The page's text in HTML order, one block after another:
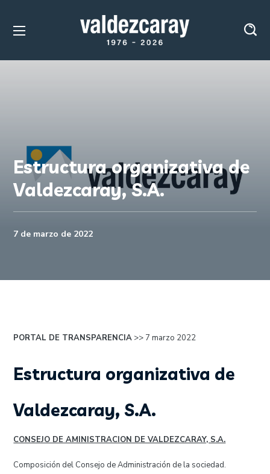
Estructura organizativa de
Valdezcaray, S.A.
7 de marzo de 2022
PORTAL DE TRANSPARENCIA >> 7 marzo 2022
Estructura organizativa de
Valdezcaray, S.A.
CONSEJO DE AMINISTRACION DE VALDEZCARAY, S.A.
Composición del Consejo de Administración de la sociedad.